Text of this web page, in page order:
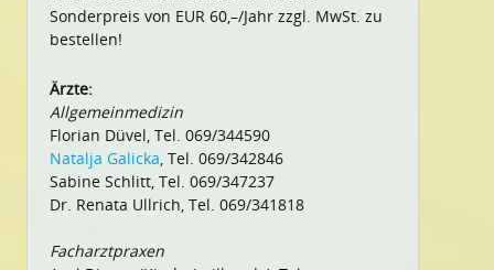
Sonderpreis von EUR 60,–/Jahr zzgl. MwSt. zu
bestellen!
Ärzte:
Allgemeinmedizin
Florian Düvel, Tel. 069/344590
Natalja Galicka, Tel. 069/342846
Sabine Schlitt, Tel. 069/347237
Dr. Renata Ullrich, Tel. 069/341818
Facharztpraxen